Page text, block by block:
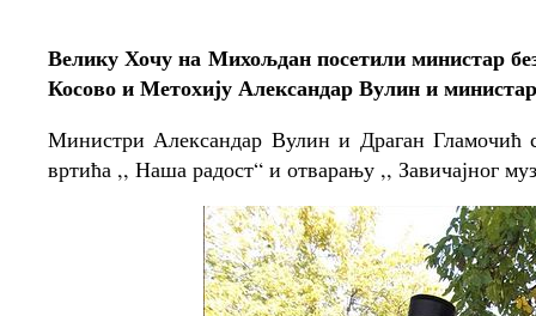
Велику Хочу на Михољдан посетили министар
Косово и Метохију Александар Вулин и
Министри Александар Вулин и Драган Гламочић
вртића ,, Наша радост“ и отварању ,, Завичајног